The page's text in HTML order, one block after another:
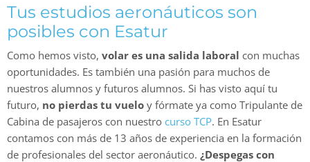
Tus estudios aeronáuticos son
posibles con Esatur
Como hemos visto, volar es una salida laboral con muchas
oportunidades. Es también una pasión para muchos de
nuestros alumnos y futuros alumnos. Si has visto aquí tu
futuro, no pierdas tu vuelo y fórmate ya como Tripulante de
Cabina de pasajeros con nuestro curso TCP. En Esatur
contamos con más de 13 años de experiencia en la formación
de profesionales del sector aeronáutico. ¿Despegas con